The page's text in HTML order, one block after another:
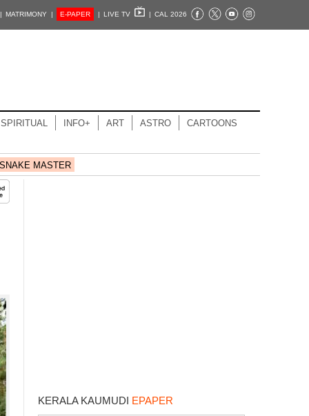
MATRIMONY | E-PAPER | LIVE TV | CAL 2026
SPIRITUAL INFO+ ART ASTRO CARTOONS
MASTER
KERALA KAUMUDI EPAPER